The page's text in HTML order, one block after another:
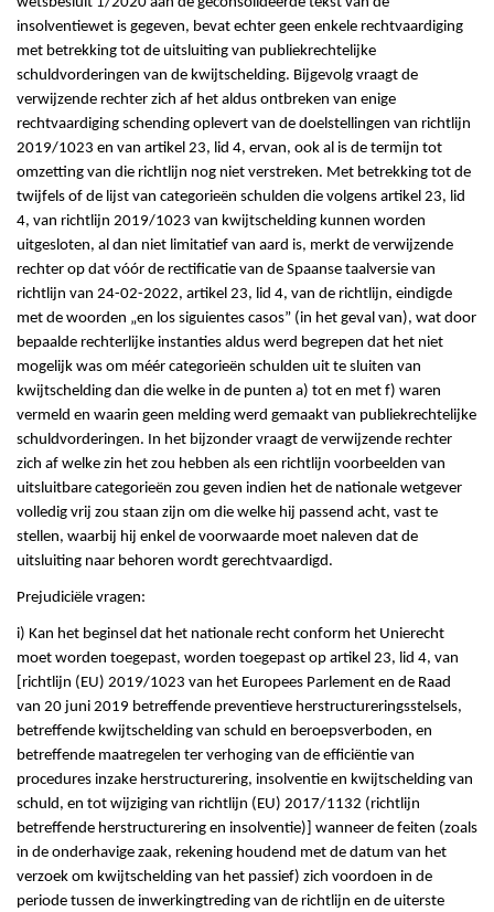
insolventiewet is gegeven, bevat echter geen enkele rechtvaardiging
met betrekking tot de uitsluiting van publiekrechtelijke
schuldvorderingen van de kwijtschelding. Bijgevolg vraagt de
verwijzende rechter zich af het aldus ontbreken van enige
rechtvaardiging schending oplevert van de doelstellingen van richtlijn
2019/1023 en van artikel 23, lid 4, ervan, ook al is de termijn tot
omzetting van die richtlijn nog niet verstreken. Met betrekking tot de
twijfels of de lijst van categorieën schulden die volgens artikel 23, lid
4, van richtlijn 2019/1023 van kwijtschelding kunnen worden
uitgesloten, al dan niet limitatief van aard is, merkt de verwijzende
rechter op dat vóór de rectificatie van de Spaanse taalversie van
richtlijn van 24-02-2022, artikel 23, lid 4, van de richtlijn, eindigde
met de woorden „en los siguientes casos” (in het geval van), wat door
bepaalde rechterlijke instanties aldus werd begrepen dat het niet
mogelijk was om méér categorieën schulden uit te sluiten van
kwijtschelding dan die welke in de punten a) tot en met f) waren
vermeld en waarin geen melding werd gemaakt van publiekrechtelijke
schuldvorderingen. In het bijzonder vraagt de verwijzende rechter
zich af welke zin het zou hebben als een richtlijn voorbeelden van
uitsluitbare categorieën zou geven indien het de nationale wetgever
volledig vrij zou staan zijn om die welke hij passend acht, vast te
stellen, waarbij hij enkel de voorwaarde moet naleven dat de
uitsluiting naar behoren wordt gerechtvaardigd.
Prejudiciële vragen:
i) Kan het beginsel dat het nationale recht conform het Unierecht
moet worden toegepast, worden toegepast op artikel 23, lid 4, van
[richtlijn (EU) 2019/1023 van het Europees Parlement en de Raad
van 20 juni 2019 betreffende preventieve herstructureringsstelsels,
betreffende kwijtschelding van schuld en beroepsverboden, en
betreffende maatregelen ter verhoging van de efficiëntie van
procedures inzake herstructurering, insolventie en kwijtschelding van
schuld, en tot wijziging van richtlijn (EU) 2017/1132 (richtlijn
betreffende herstructurering en insolventie)] wanneer de feiten (zoals
in de onderhavige zaak, rekening houdend met de datum van het
verzoek om kwijtschelding van het passief) zich voordoen in de
periode tussen de inwerkingtreding van de richtlijn en de uiterste